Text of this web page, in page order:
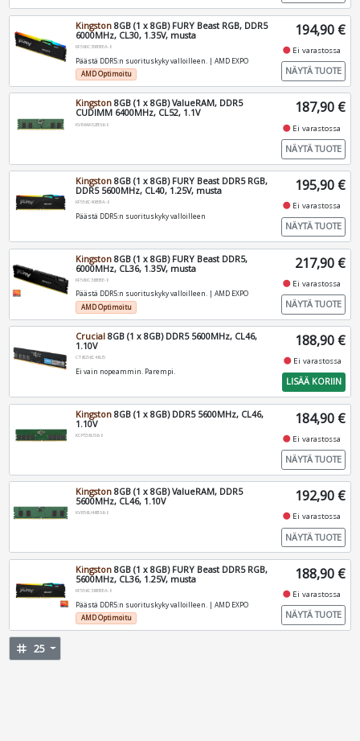
Kingston 8GB (1 x 8GB) FURY Beast RGB, DDR5
6000MHz, CL30, 1.35V, musta
KF560C30BBEA-8
Päästä DDR5:n suorituskyky valloilleen. | AMD EXPO
AMD Optimoitu
194,90 €
fiber_manual_record Ei varastossa
NÄYTÄ TUOTE
Kingston 8GB (1 x 8GB) ValueRAM, DDR5
CUDIMM 6400MHz, CL52, 1.1V
KVR64A52BS6-8
187,90 €
fiber_manual_record Ei varastossa
NÄYTÄ TUOTE
Kingston 8GB (1 x 8GB) FURY Beast DDR5 RGB,
DDR5 5600MHz, CL40, 1.25V, musta
KF556C40BBA-8
Päästä DDR5:n suorituskyky valloilleen
195,90 €
fiber_manual_record Ei varastossa
NÄYTÄ TUOTE
Kingston 8GB (1 x 8GB) FURY Beast DDR5,
6000MHz, CL36, 1.35V, musta
KF560C36BBE-8
Päästä DDR5:n suorituskyky valloilleen. | AMD EXPO
AMD Optimoitu
217,90 €
fiber_manual_record Ei varastossa
NÄYTÄ TUOTE
Crucial 8GB (1 x 8GB) DDR5 5600MHz, CL46,
1.10V
CT8G56C46U5
Ei vain nopeammin. Parempi.
188,90 €
fiber_manual_record Ei varastossa
LISÄÄ KORIIN
Kingston 8GB (1 x 8GB) DDR5 5600MHz, CL46,
1.10V
KCP556US6-8
184,90 €
fiber_manual_record Ei varastossa
NÄYTÄ TUOTE
Kingston 8GB (1 x 8GB) ValueRAM, DDR5
5600MHz, CL46, 1.10V
KVR56U46BS6-8
192,90 €
fiber_manual_record Ei varastossa
NÄYTÄ TUOTE
Kingston 8GB (1 x 8GB) FURY Beast DDR5 RGB,
5600MHz, CL36, 1.25V, musta
KF556C36BBEA-8
Päästä DDR5:n suorituskyky valloilleen. | AMD EXPO
AMD Optimoitu
188,90 €
fiber_manual_record Ei varastossa
NÄYTÄ TUOTE
tag 25